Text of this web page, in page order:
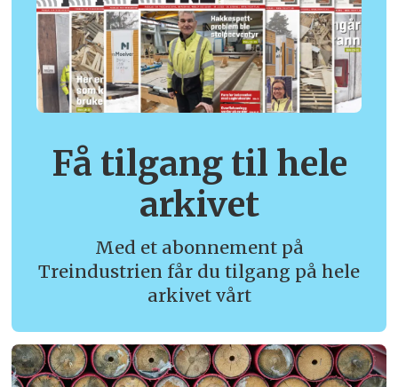
Få tilgang til hele
arkivet
Med et abonnement på
Treindustrien får du tilgang på hele
arkivet vårt